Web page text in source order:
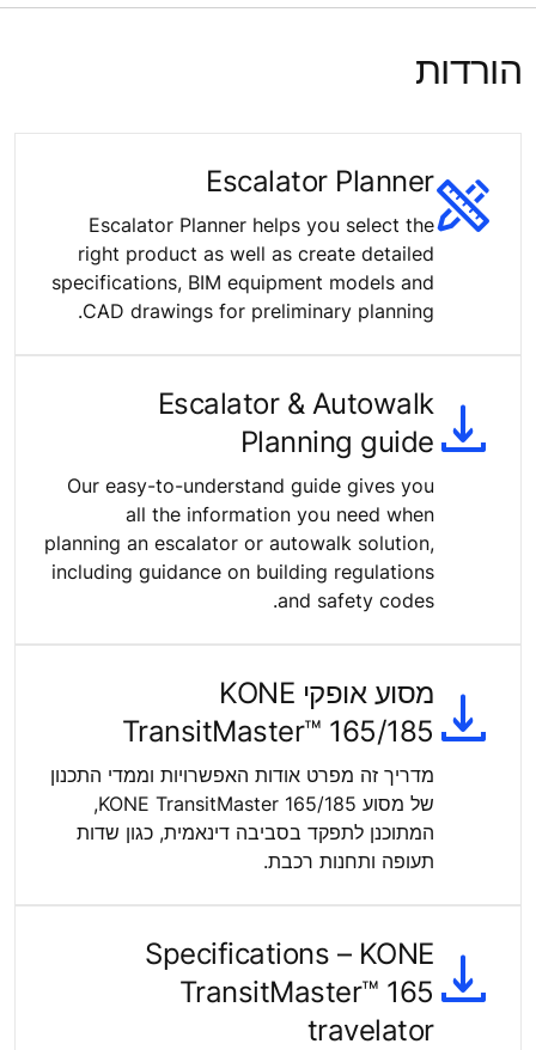
הורדות
Escalator Planner
Escalator Planner helps you select the
right product as well as create detailed
specifications, BIM equipment models and
CAD drawings for preliminary planning.
Escalator & Autowalk
Planning guide
Our easy-to-understand guide gives you
all the information you need when
planning an escalator or autowalk solution,
including guidance on building regulations
and safety codes.
מסוע אופקי KONE
TransitMaster™ 165/185
מדריך זה מפרט אודות האפשרויות וממדי התכנון
של מסוע KONE TransitMaster 165/185,
המתוכנן לתפקד בסביבה דינאמית, כגון שדות
תעופה ותחנות רכבת.
Specifications – KONE
TransitMaster™ 165
travelator